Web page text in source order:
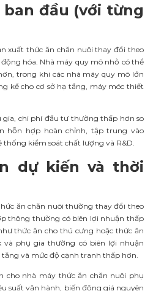
đầu (với từng
xuất thức ăn chăn nuôi thay đổi theo
hóa. Nhà máy quy mô nhỏ có thể
trong khi các nhà máy quy mô lớn
kể cho cơ sở hạ tầng, máy móc thiết
chi phí đầu tư thường thấp hơn so
hỗn hợp hoàn chỉnh, tập trung vào
kiểm soát chất lượng và R&D.
dự kiến và thời
ăn chăn nuôi thường thay đổi theo
thông thường có biên lợi nhuận thấp
thức ăn cho thú cưng hoặc thức ăn
và phụ gia thường có biên lợi nhuận
và mức độ cạnh tranh thấp hơn.
cho nhà máy thức ăn chăn nuôi phụ
suất vận hành, biến động giá nguyên